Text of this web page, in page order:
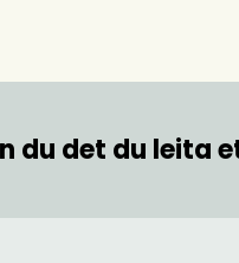
du det du leita